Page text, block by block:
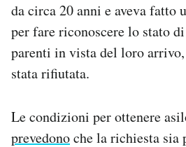
da circa 20 anni e aveva fatto
per fare riconoscere lo stato
parenti in vista del loro
stata rifiutata.
Le condizioni per ottenere
prevedonoche la richiesta sia